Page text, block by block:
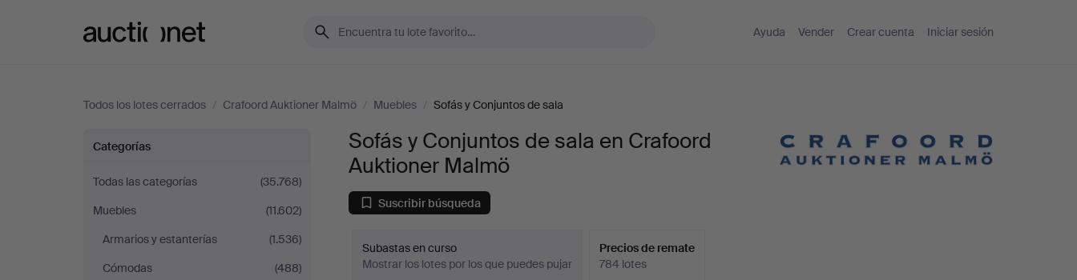
Ayuda Vender Crear cuenta Iniciar sesión
Todos los lotes cerrados / Crafoord Auktioner Malmö / Muebles / Sofás y Conjuntos de sala
Sofás
y
Conjuntos
de
Categorías
Todas las categorías
(35.768)
Muebles
(11.602)
Armarios y estanterías
(1.536)
Cómodas
(488)
Sofás y Conjuntos de sala en Crafoord
Auktioner Malmö
Suscribir búsqueda
Subastas en curso
Mostrar los lotes por los que puedes pujar
Precios de remate
784 lotes